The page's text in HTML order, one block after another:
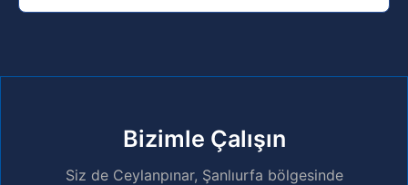
Bizimle Çalışın
Siz de Ceylanpınar, Şanlıurfa bölgesinde